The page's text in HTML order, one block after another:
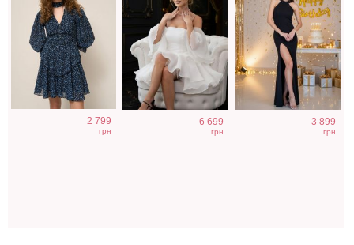
2 799
грн
6 699
грн
3 899
грн